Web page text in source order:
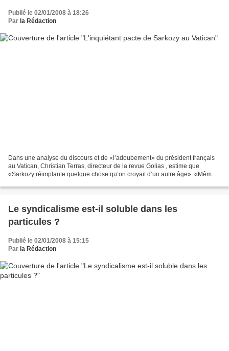
Publié le 02/01/2008 à 18:26
Par la Rédaction
Dans une analyse du discours et de «l’adoubement» du président français
au Vatican, Christian Terras, directeur de la revue Golias , estime que
«Sarkozy réimplante quelque chose qu’on croyait d’un autre âge». «Même
Le syndicalisme est-il soluble dans les
particules ?
Publié le 02/01/2008 à 15:15
Par la Rédaction